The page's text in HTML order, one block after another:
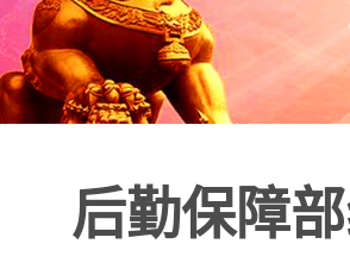
后勤保障